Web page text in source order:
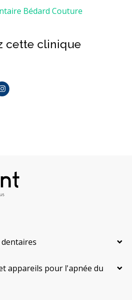
cette clinique
Instagram
appareils pour l'apnée du